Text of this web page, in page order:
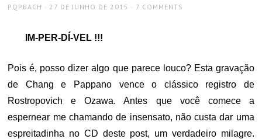
AUTHOR
PQPBACH
POSTED
27 DE JUNHO DE 2015 7 COMMENTS
IM-PER-DÍ-VEL !!!
Pois é, posso dizer algo que parece louco? Esta gravação
de Chang e Pappano vence o clássico registro de
Rostropovich e Ozawa. Antes que você comece a
espernear me chamando de insensato, não custa dar uma
espreitadinha no CD deste post, um verdadeiro milagre.